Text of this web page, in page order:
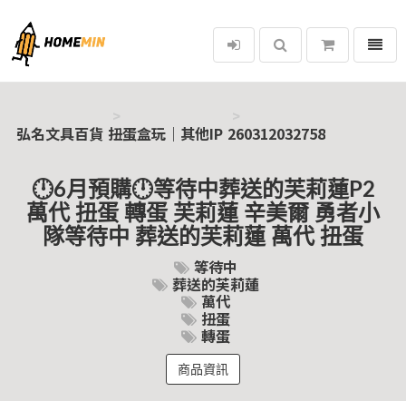
弘名文具百貨
選單
弘名文具百貨 扭蛋盒玩｜其他IP 260312032758
🕛6月預購🕛等待中葬送的芙莉蓮P2
萬代 扭蛋 轉蛋 芙莉蓮 辛美爾 勇者小
隊等待中 葬送的芙莉蓮 萬代 扭蛋
等待中
葬送的芙莉蓮
萬代
扭蛋
轉蛋
商品資訊